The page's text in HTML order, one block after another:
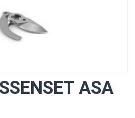
ASA